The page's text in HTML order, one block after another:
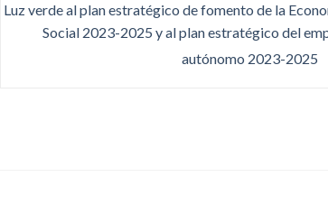
Luz verde al plan estratégico de fomento de la
Social 2023-2025 y al plan estratégico del
autónomo 2023-2025